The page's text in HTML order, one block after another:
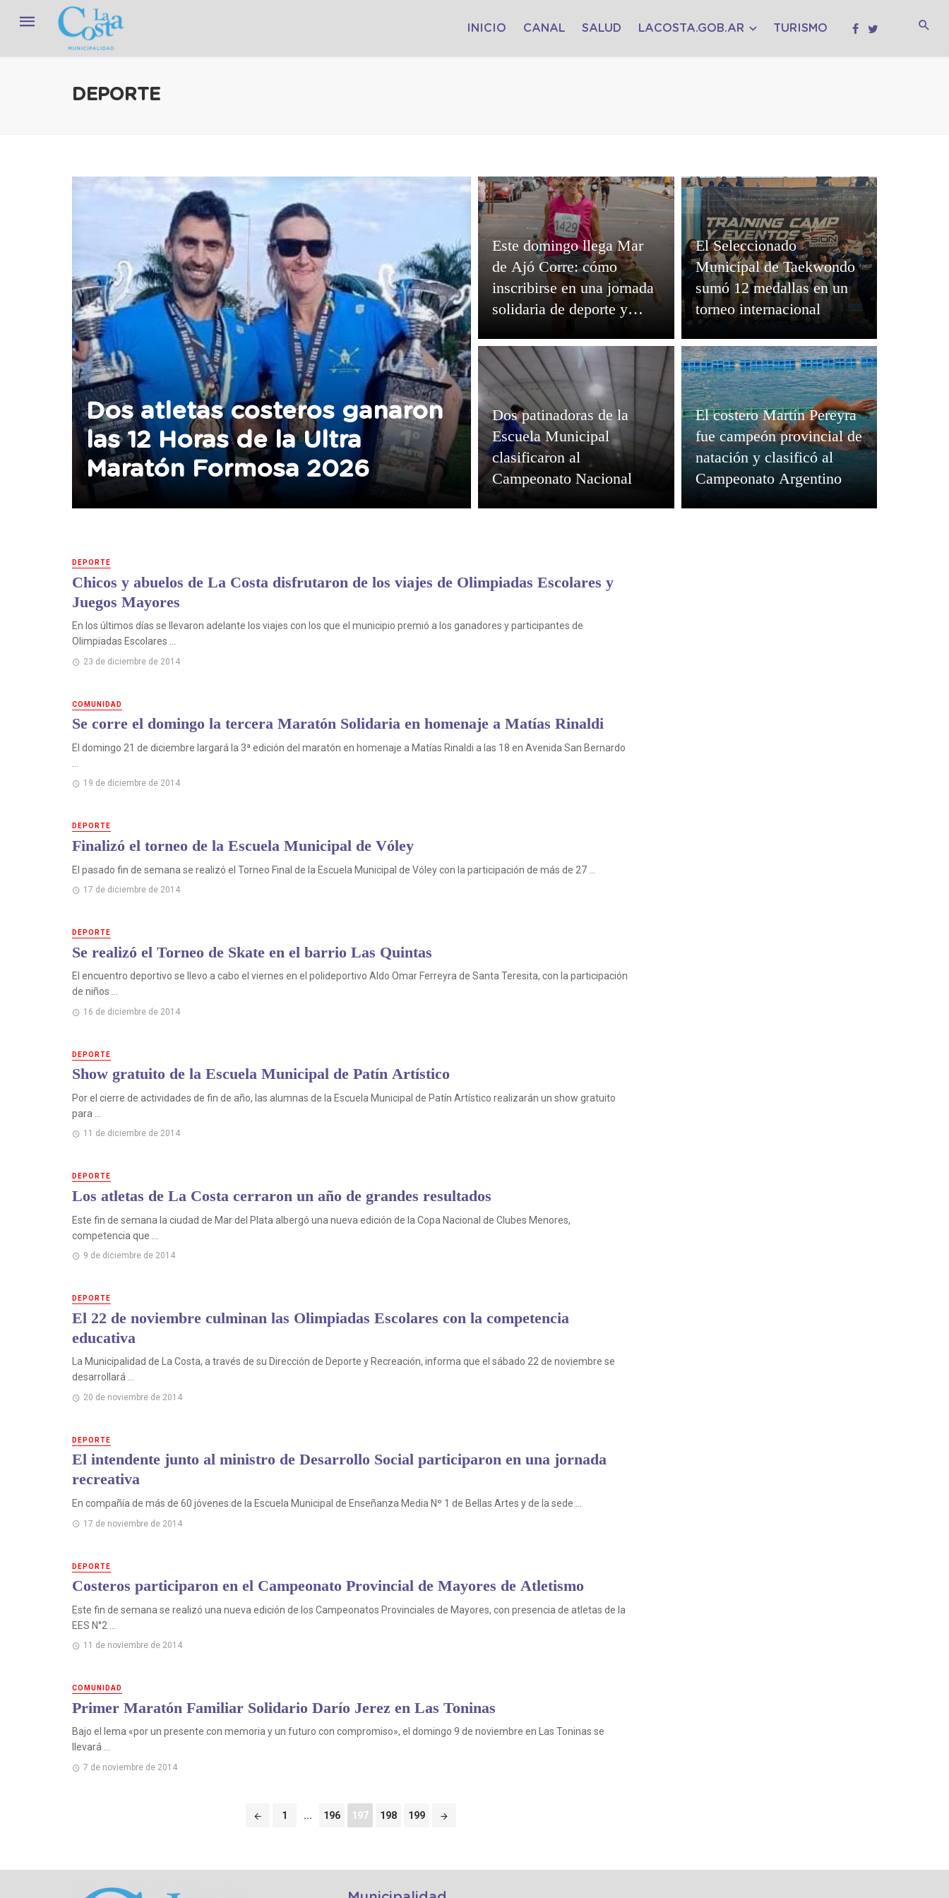
INICIO CANAL SALUD LACOSTA.GOB.AR TURISMO
DEPORTE
Dos atletas costeros ganaron
las 12 Horas de la Ultra
Maratón Formosa 2026
Este domingo llega Mar
de Ajó Corre: cómo
inscribirse en una jornada
solidaria de deporte y
El Seleccionado
Municipal de Taekwondo
sumó 12 medallas en un
torneo internacional
Dos patinadoras de la
Escuela Municipal
clasificaron al
Campeonato Nacional
El costero Martín Pereyra
fue campeón provincial de
natación y clasificó al
Campeonato Argentino
DEPORTE
Chicos y abuelos de La Costa disfrutaron de los viajes de Olimpiadas Escolares y
Juegos Mayores
En los últimos días se llevaron adelante los viajes con los que el municipio premió a los ganadores y participantes de
Olimpiadas Escolares ...
23 de diciembre de 2014
COMUNIDAD
Se corre el domingo la tercera Maratón Solidaria en homenaje a Matías Rinaldi
El domingo 21 de diciembre largará la 3ª edición del maratón en homenaje a Matías Rinaldi a las 18 en Avenida San Bernardo
19 de diciembre de 2014
DEPORTE
Finalizó el torneo de la Escuela Municipal de Vóley
El pasado fin de semana se realizó el Torneo Final de la Escuela Municipal de Vóley con la participación de más de 27 ...
17 de diciembre de 2014
DEPORTE
Se realizó el Torneo de Skate en el barrio Las Quintas
El encuentro deportivo se llevo a cabo el viernes en el polideportivo Aldo Omar Ferreyra de Santa Teresita, con la participación
de niños ...
16 de diciembre de 2014
DEPORTE
Show gratuito de la Escuela Municipal de Patín Artístico
Por el cierre de actividades de fin de año, las alumnas de la Escuela Municipal de Patín Artístico realizarán un show gratuito
para ...
11 de diciembre de 2014
DEPORTE
Los atletas de La Costa cerraron un año de grandes resultados
Este fin de semana la ciudad de Mar del Plata albergó una nueva edición de la Copa Nacional de Clubes Menores,
competencia que ...
9 de diciembre de 2014
DEPORTE
El 22 de noviembre culminan las Olimpiadas Escolares con la competencia
educativa
La Municipalidad de La Costa, a través de su Dirección de Deporte y Recreación, informa que el sábado 22 de noviembre se
desarrollará ...
20 de noviembre de 2014
DEPORTE
El intendente junto al ministro de Desarrollo Social participaron en una jornada
recreativa
En compañía de más de 60 jóvenes de la Escuela Municipal de Enseñanza Media Nº 1 de Bellas Artes y de la sede ...
17 de noviembre de 2014
DEPORTE
Costeros participaron en el Campeonato Provincial de Mayores de Atletismo
Este fin de semana se realizó una nueva edición de los Campeonatos Provinciales de Mayores, con presencia de atletas de la
EES N°2 ...
11 de noviembre de 2014
COMUNIDAD
Primer Maratón Familiar Solidario Darío Jerez en Las Toninas
Bajo el lema «por un presente con memoria y un futuro con compromiso», el domingo 9 de noviembre en Las Toninas se
llevará ...
7 de noviembre de 2014
1 ... 196 197 198 199